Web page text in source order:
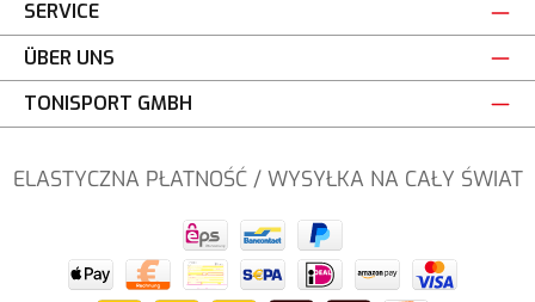
SERVICE
ÜBER UNS
TONISPORT GMBH
ELASTYCZNA PŁATNOŚĆ / WYSYŁKA NA CAŁY ŚWIAT